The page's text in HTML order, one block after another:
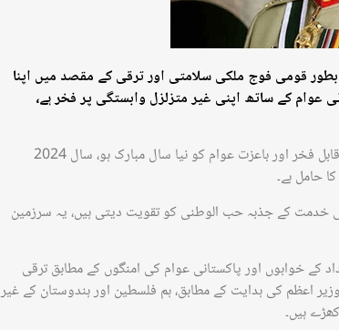
قومی فوج ملکی سلامتی اور ترقی کے مقصد میں اپنا
عوام کے ساتھ اپنی غیر متزلزل وابستگی پر فخر ہے،
آئی ایس پی آر کے مطابق پاکستان کی مسلح افواج پاکستان کے قابل فخر اور باعزت عوام کو نیا سال مبارک ہو، سال 2024
حامل ہے۔
خدمت کے جذبہ حب الوطنی کو تقویت دیتی ہیں، یہ سرزمین
کے خوابوں اور پاکستانی عوام کی امنگوں کے مطابق ترقی
اعظم کی ہدایت کے مطابق، ہم فلسطین اور ہندوستان کے غیر
ہیں۔